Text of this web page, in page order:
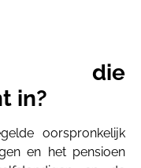
die
in?
oorspronkelijk
en het pensioen